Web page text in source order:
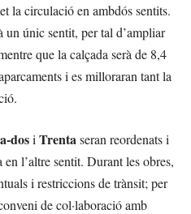
la circulació en ambdós sentits.
un únic sentit, per tal d’ampliar
que la calçada serà de 8,4
i es milloraran tant la
dosi Trentaseran reordenats i
l’altre sentit. Durant les obres,
i restriccions de trànsit; per
de col·laboració amb